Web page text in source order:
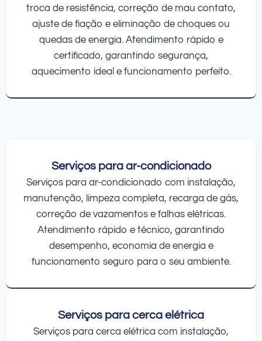
troca de resistência, correção de mau contato,
ajuste de fiação e eliminação de choques ou
quedas de energia. Atendimento rápido e
certificado, garantindo segurança,
aquecimento ideal e funcionamento perfeito.
Serviços para ar-condicionado
Serviços para ar-condicionado com instalação,
manutenção, limpeza completa, recarga de gás,
correção de vazamentos e falhas elétricas.
Atendimento rápido e técnico, garantindo
desempenho, economia de energia e
funcionamento seguro para o seu ambiente.
Serviços para cerca elétrica
Serviços para cerca elétrica com instalação,